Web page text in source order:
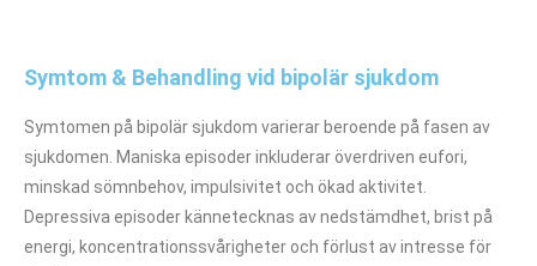
Symtom & Behandling vid bipolär sjukdom
Symtomen på bipolär sjukdom varierar beroende på fasen av
sjukdomen. Maniska episoder inkluderar överdriven eufori,
minskad sömnbehov, impulsivitet och ökad aktivitet.
Depressiva episoder kännetecknas av nedstämdhet, brist på
energi, koncentrationssvårigheter och förlust av intresse för